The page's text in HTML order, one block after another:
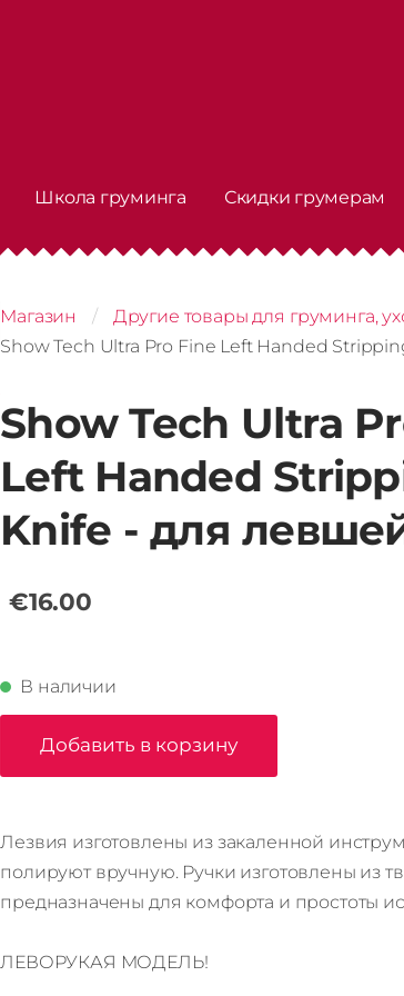
Школа груминга Скидки грумерам
Магазин Другие товары для груминга,
Show Tech Ultra Pro Fine Left Handed
Show Tech Ultra
Left Handed
Knife - для
€16.00
В наличии
Добавить в корзину
Лезвия изготовлены из закаленной
полируют вручную. Ручки изготовлены из
предназначены для комфорта и простоты
ЛЕВОРУКАЯ МОДЕЛЬ!